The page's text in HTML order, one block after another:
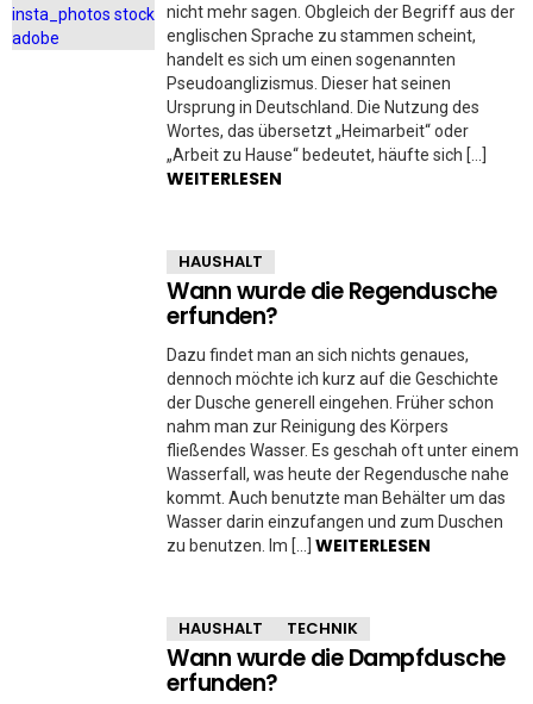
nicht mehr sagen. Obgleich der Begriff aus der
englischen Sprache zu stammen scheint,
handelt es sich um einen sogenannten
Pseudoanglizismus. Dieser hat seinen
Ursprung in Deutschland. Die Nutzung des
Wortes, das übersetzt „Heimarbeit“ oder
„Arbeit zu Hause“ bedeutet, häufte sich […]
WEITERLESEN
HAUSHALT
Wann wurde die Regendusche
erfunden?
Dazu findet man an sich nichts genaues,
dennoch möchte ich kurz auf die Geschichte
der Dusche generell eingehen. Früher schon
nahm man zur Reinigung des Körpers
fließendes Wasser. Es geschah oft unter einem
Wasserfall, was heute der Regendusche nahe
kommt. Auch benutzte man Behälter um das
Wasser darin einzufangen und zum Duschen
zu benutzen. Im […] WEITERLESEN
HAUSHALT TECHNIK
Wann wurde die Dampfdusche
erfunden?